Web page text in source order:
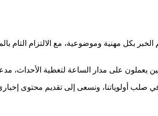
الخبر بكل مهنية وموضوعية، مع الالتزام
يعملون على مدار الساعة لتغطية الأحداث،
في صلب أولوياتنا، ونسعى إلى تقديم محتوى